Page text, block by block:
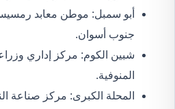
أبو سمبل: موطن معابد
جنوب أسوان.
شبين الكوم: مركز إداري
المنوفية.
المحلة الكبرى: مركز صناعة